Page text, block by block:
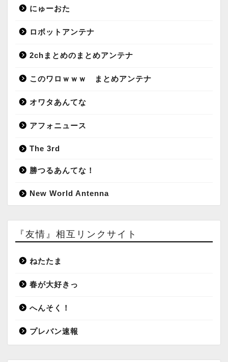
にゅーおた
ロボットアンテナ
2chまとめのまとめアンテナ
このワロｗｗｗ まとめアンテナ
オワタあんてな
アフォニュース
The 3rd
勝つるあんてな！
New World Antenna
『友情』相互リンクサイト
ねたたま
春が大好きっ
へんそく！
プレバン速報